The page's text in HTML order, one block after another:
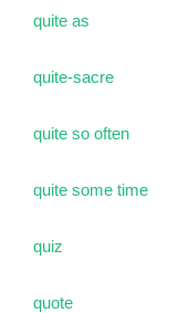
quite as
quite-sacre
quite so often
quite some time
quiz
quote